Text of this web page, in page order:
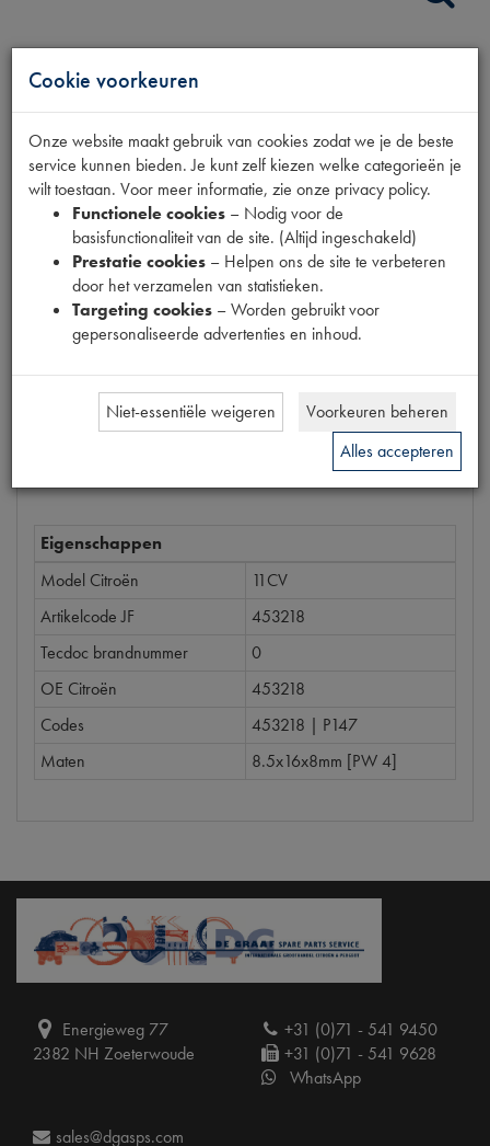
AFSTANDSRING
VENTILATEUR
Productnummer
6620039
Prijs
2,98 (€ 2,46 excl. btw)
Bestel
Eigenschappen
Model Citroën
11CV
Artikelcode JF
453218
Tecdoc brandnummer
0
OE Citroën
453218
Codes
453218 | P147
Maten
8.5x16x8mm [PW 4]
Energieweg 77
2382 NH Zoeterwoude
+31 (0)71 - 541 9450
+31 (0)71 - 541 9628
WhatsApp
sales@dgasps.com
Cookie voorkeuren
Onze website maakt gebruik van cookies zodat we je de beste
service kunnen bieden. Je kunt zelf kiezen welke categorieën je
wilt toestaan. Voor meer informatie, zie onze privacy policy.
Functionele cookies – Nodig voor de
basisfunctionaliteit van de site. (Altijd ingeschakeld)
Prestatie cookies – Helpen ons de site te verbeteren
door het verzamelen van statistieken.
Targeting cookies – Worden gebruikt voor
gepersonaliseerde advertenties en inhoud.
Niet-essentiële weigeren
Voorkeuren beheren
Alles accepteren